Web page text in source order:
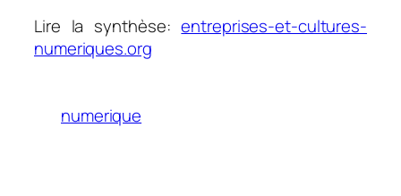
Lire la synthèse:entreprises-et-cultures-
numeriques.org
numerique